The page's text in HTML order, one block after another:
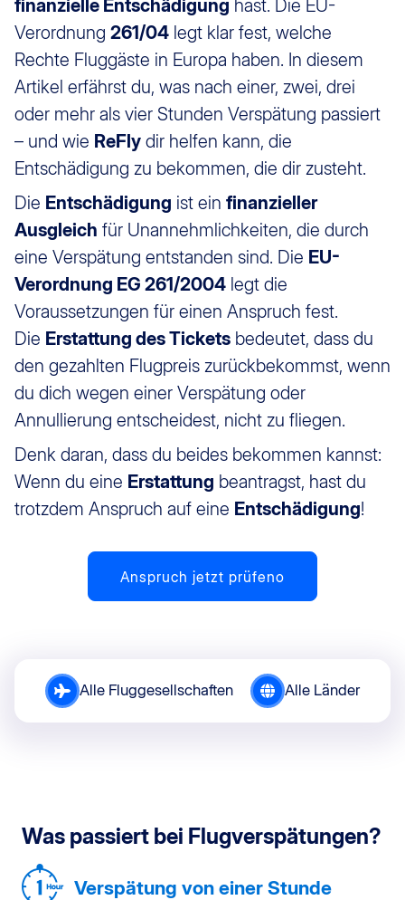
finanzielle Entschädigung hast. Die EU-
Verordnung 261/04 legt klar fest, welche
Rechte Fluggäste in Europa haben. In diesem
Artikel erfährst du, was nach einer, zwei, drei
oder mehr als vier Stunden Verspätung passiert
– und wie ReFly dir helfen kann, die
Entschädigung zu bekommen, die dir zusteht.
Die Entschädigung ist ein finanzieller
Ausgleich für Unannehmlichkeiten, die durch
eine Verspätung entstanden sind. Die EU-
Verordnung EG 261/2004 legt die
Voraussetzungen für einen Anspruch fest.
Die Erstattung des Tickets bedeutet, dass du
den gezahlten Flugpreis zurückbekommst, wenn
du dich wegen einer Verspätung oder
Annullierung entscheidest, nicht zu fliegen.
Denk daran, dass du beides bekommen kannst:
Wenn du eine Erstattung beantragst, hast du
trotzdem Anspruch auf eine Entschädigung!
Anspruch jetzt prüfeno
Alle Fluggesellschaften Alle Länder
Was passiert bei Flugverspätungen?
Verspätung von einer Stunde